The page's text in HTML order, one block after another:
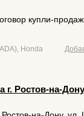
купли-
Honda
Ростов-на-Дону